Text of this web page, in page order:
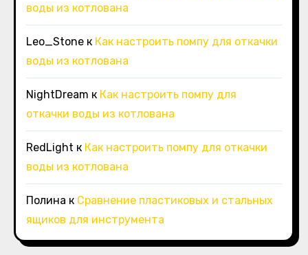
воды из котлована
Leo_Stone к Как настроить помпу для откачки
воды из котлована
NightDream к Как настроить помпу для
откачки воды из котлована
RedLight к Как настроить помпу для откачки
воды из котлована
Полина к Сравнение пластиковых и стальных
ящиков для инструмента